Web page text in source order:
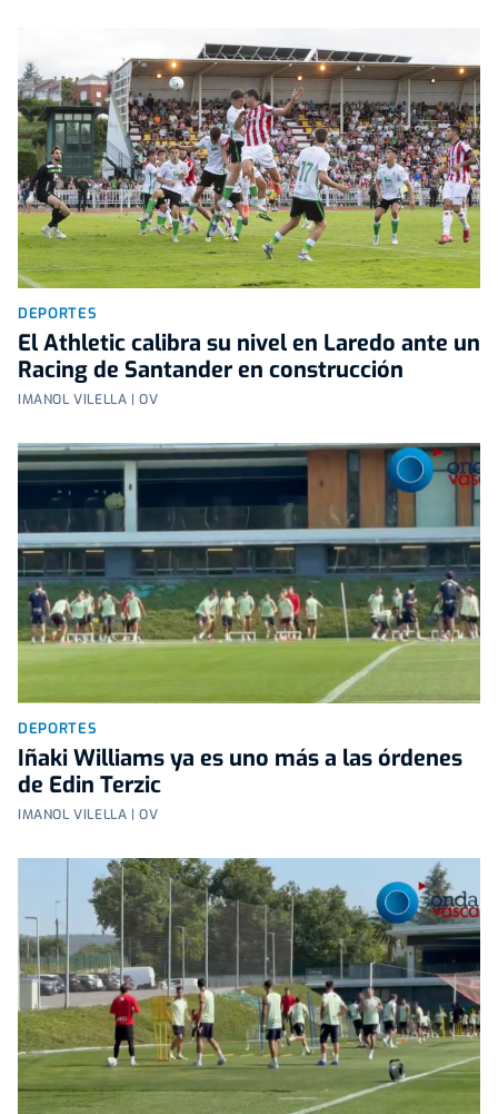
DEPORTES
El Athletic calibra su nivel en Laredo ante un
Racing de Santander en construcción
IMANOL VILELLA | OV
DEPORTES
Iñaki Williams ya es uno más a las órdenes
de Edin Terzic
IMANOL VILELLA | OV